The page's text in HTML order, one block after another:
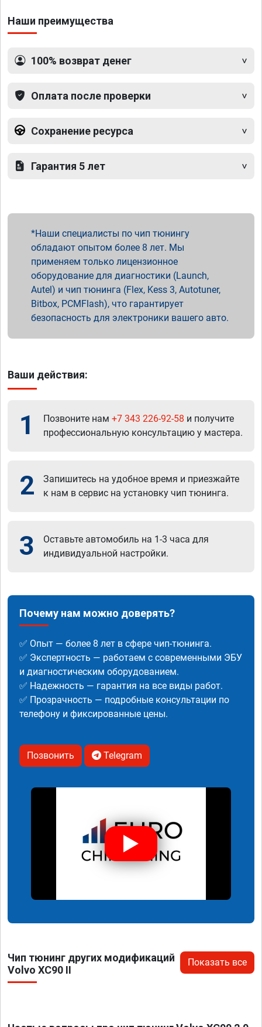
Наши преимущества
100% возврат денег
Оплата после проверки
Сохранение ресурса
Гарантия 5 лет
Наши специалисты по чип тюнингу
обладают опытом более 8 лет. Мы
применяем только лицензионное
оборудование для диагностики (Launch,
Autel) и чип тюнинга (Flex, Kess 3, Autotuner,
Bitbox, PCMFlash), что гарантирует
безопасность для электроники вашего авто.
Ваши действия:
1 Позвоните нам +7 343 226-92-58 и получите
профессиональную консультацию у мастера.
2
Запишитесь на удобное время и приезжайте
к нам в сервис на установку чип тюнинга.
3
Оставьте автомобиль на 1-3 часа для
индивидуальной настройки.
Почему нам можно доверять?
✅ Опыт — более 8 лет в сфере чип-тюнинга.
✅ Экспертность — работаем с современными ЭБУ
и диагностическим оборудованием.
✅ Надежность — гарантия на все виды работ.
✅ Прозрачность — подробные консультации по
телефону и фиксированные цены.
Позвонить Telegram
Чип тюнинг других модификаций
Volvo XC90 II
Показать все